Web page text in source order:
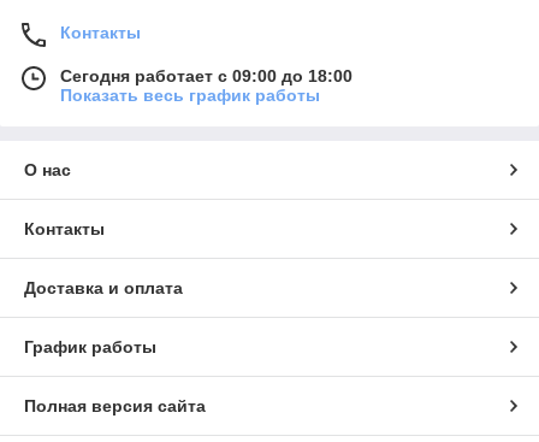
Контакты
Сегодня работает с 09:00 до 18:00
Показать весь график работы
О нас
Контакты
Доставка и оплата
График работы
Полная версия сайта